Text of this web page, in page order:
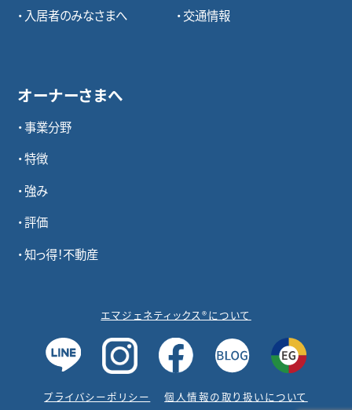
入居者のみなさまへ
オーナーさまへ
事業分野
特徴
強み
評価
知っ得！不動産
交通情報
エマジェネティックス®について
プライバシーポリシー 個人情報の取り扱いについて